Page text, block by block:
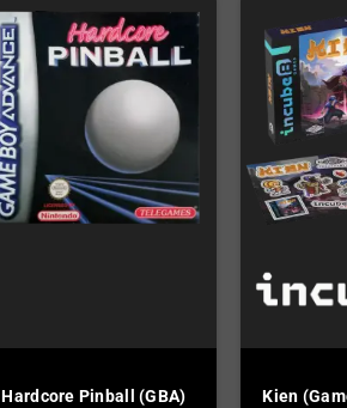
Hardcore Pinball (GBA) Kien